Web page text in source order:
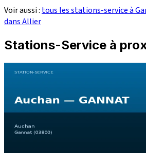
Voir aussi : tous les stations-service à
dans Allier
Stations-Service à